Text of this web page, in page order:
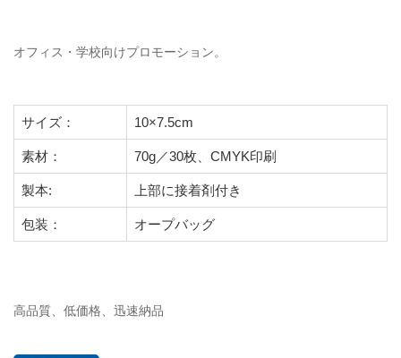
オフィス・学校向けプロモーション。
サイズ： 10×7.5cm
素材： 70g／30枚、CMYK印刷
製本: 上部に接着剤付き
包装： オープバッグ
高品質、低価格、迅速納品